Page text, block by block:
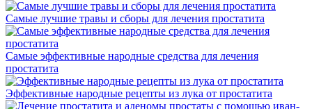
Самые лучшие травы и сборы для лечения простатита
Самые эффективные народные средства для лечения
простатита
Эффективные народные рецепты из лука от простатита